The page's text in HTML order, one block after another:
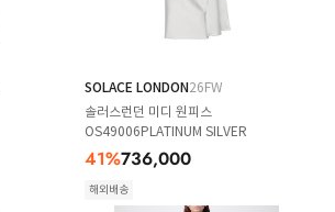
SOLACE LONDON26FW
솔러스런던 미디 원피스
OS49006PLATINUM SILVER
41%736,000
해외배송